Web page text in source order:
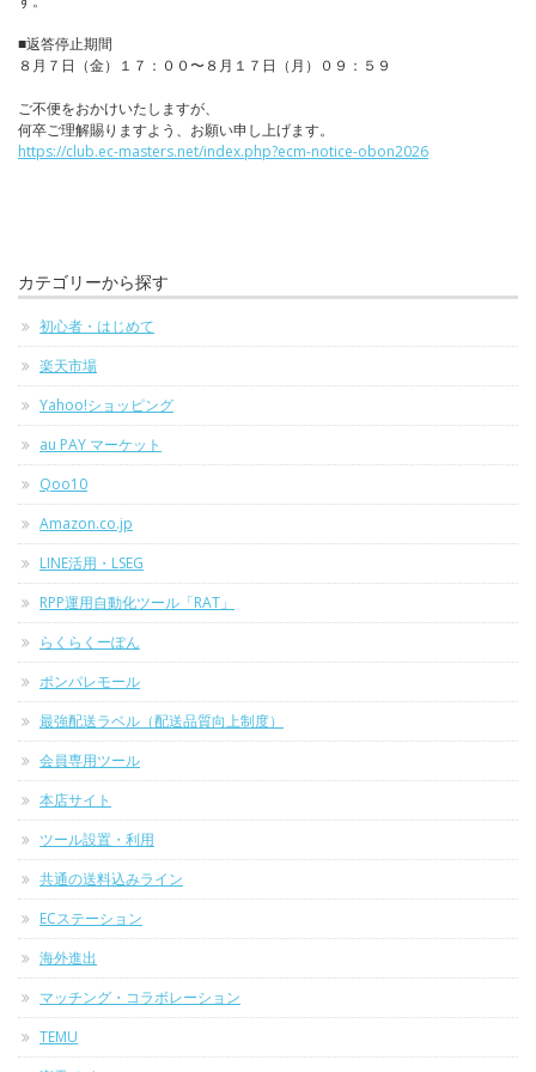
■返答停止期間
８月７日（金）１７：００〜８月１７日（月）０９：５９
ご不便をおかけいたしますが、
何卒ご理解賜りますよう、お願い申し上げます。
https://club.ec-masters.net/index.php?ecm-notice-obon2026
カテゴリーから探す
初心者・はじめて
楽天市場
Yahoo!ショッピング
au PAY マーケット
Qoo10
Amazon.co.jp
LINE活用・LSEG
RPP運用自動化ツール「RAT」
らくらくーぽん
ポンパレモール
最強配送ラベル（配送品質向上制度）
会員専用ツール
本店サイト
ツール設置・利用
共通の送料込みライン
ECステーション
海外進出
マッチング・コラボレーション
TEMU